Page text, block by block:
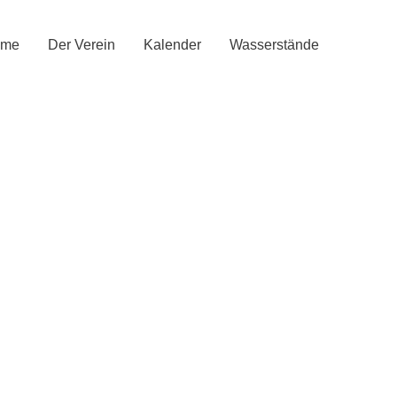
Der Verein Kalender Wasserstände